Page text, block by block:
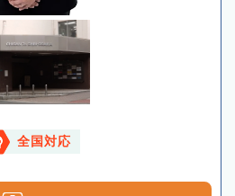
全国対応